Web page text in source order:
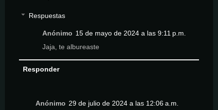
Respuestas
Anónimo 15 de mayo de 2024 a las 9:11 p.m.
Jaja, te albureaste
Responder
Anónimo 29 de julio de 2024 a las 12:06 a.m.